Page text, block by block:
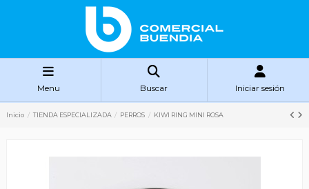
Menu Buscar Iniciar sesión
Inicio TIENDA ESPECIALIZADA PERROS KIWI RING MINI ROSA